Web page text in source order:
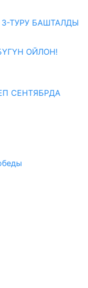
ТУРУ БАШТАЛДЫ
ОЙЛОН!
СЕНТЯБРДА